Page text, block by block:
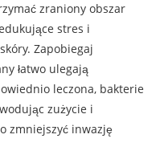
zraniony obszar
stres i
Zapobiegaj
łatwo ulegają
leczona, bakterie
zużycie i
zmniejszyć inwazję